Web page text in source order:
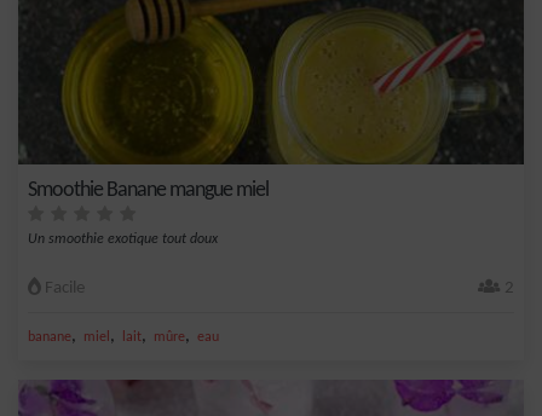
Smoothie Banane mangue miel
Un smoothie exotique tout doux
Facile 2
banane, miel , lait, mûre, eau